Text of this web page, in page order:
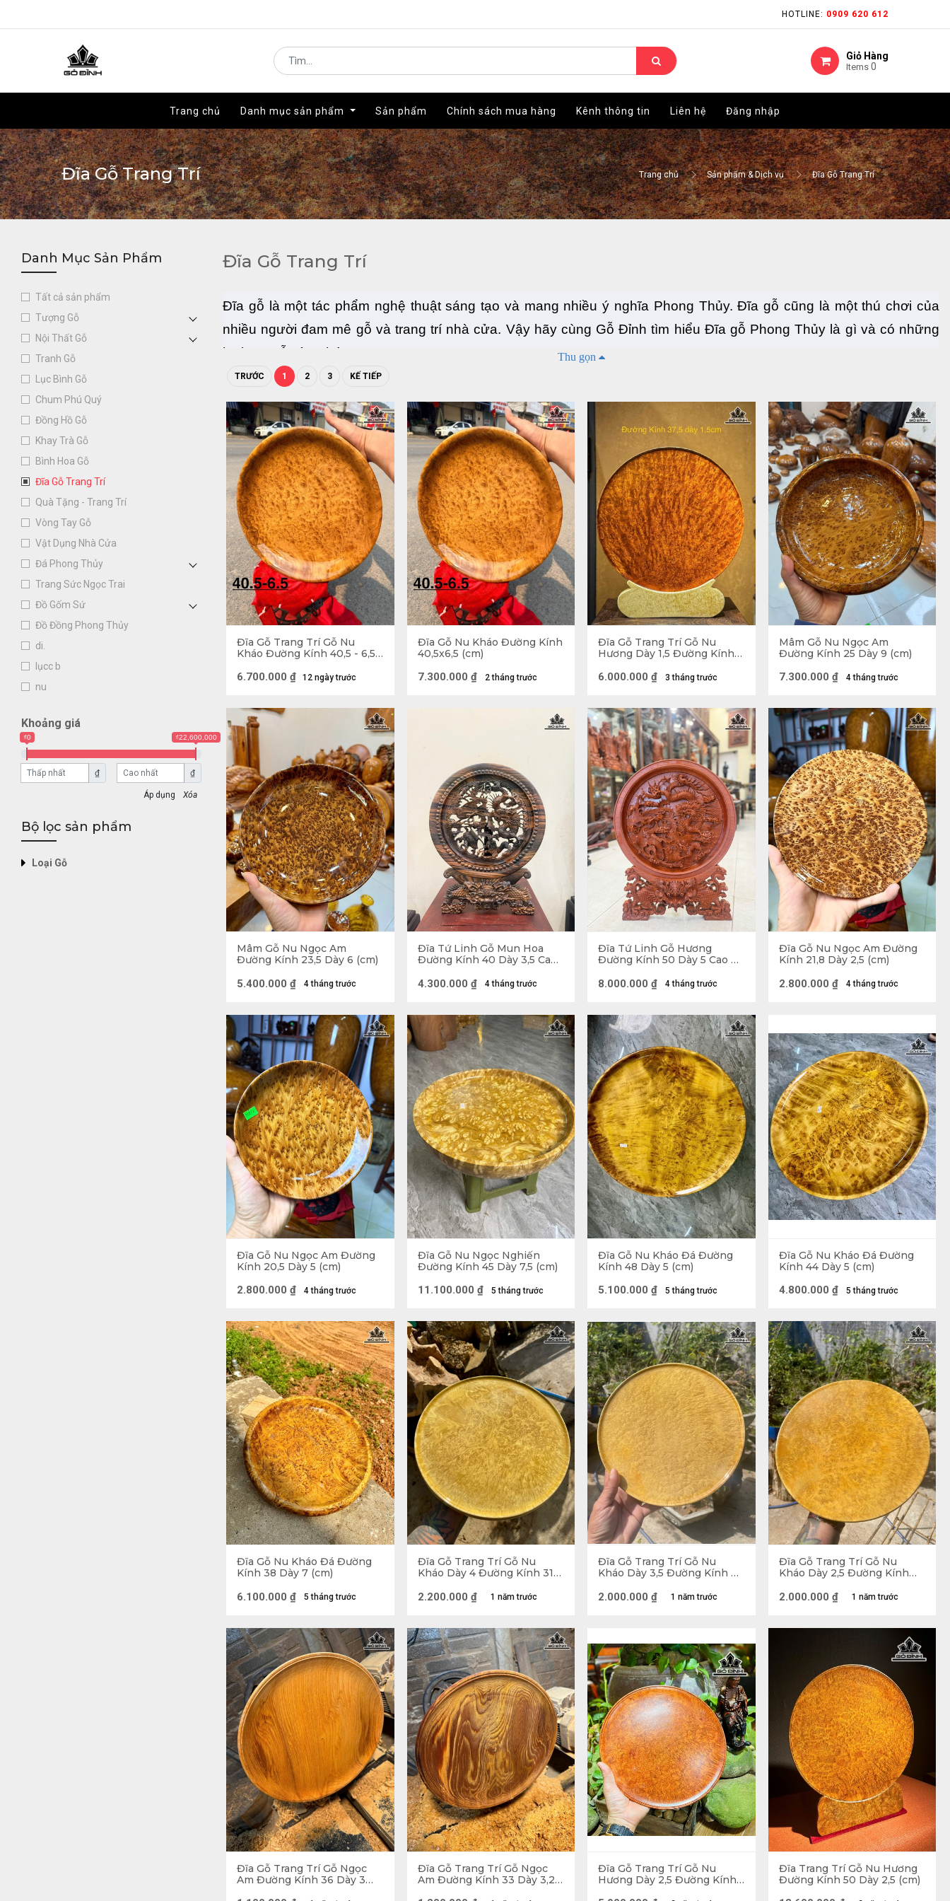
HOTLINE: 0909 620 612
Giỏ Hàng
Items 0
Trang chủ Danh mục sản phẩm Sản phẩm Chính sách mua hàng Kênh thông tin Liên hệ Đăng nhập
HOTLINE: 0909 620 612
Giỏ Hàng
Items 0
Trang chủ Danh mục sản phẩm Sản phẩm Chính sách mua hàng Kênh thông tin Liên hệ Đăng nhập
Đĩa Gỗ Trang Trí Trang chủ Sản phẩm & Dịch vụ Đĩa Gỗ Trang Trí
Danh Mục Sản Phẩm
Tất cả sản phẩm
Tượng Gỗ
Nội Thất Gỗ
Tranh Gỗ
Lục Bình Gỗ
Chum Phú Quý
Đồng Hồ Gỗ
Khay Trà Gỗ
Bình Hoa Gỗ
Đĩa Gỗ Trang Trí
Quà Tặng - Trang Trí
Vòng Tay Gỗ
Vật Dụng Nhà Cửa
Đá Phong Thủy
Trang Sức Ngọc Trai
Đồ Gốm Sứ
Đồ Đồng Phong Thủy
di.
lụcc b
nu
Khoảng giá
₫0 ₫22,600,000
₫ ₫
Xóa
Bộ lọc sản phẩm
Loại Gỗ
Đĩa Gỗ Trang Trí
Đĩa gỗ là một tác phẩm nghệ thuật sáng tạo và mang nhiều ý nghĩa Phong Thủy. Đĩa gỗ cũng là một thú chơi của
nhiều người đam mê gỗ và trang trí nhà cửa. Vậy hãy cùng Gỗ Đỉnh tìm hiểu Đĩa gỗ Phong Thủy là gì và có những
loại Đĩa gỗ nào nhé!
Giới thiệu về Đĩa gỗ
Đĩa gỗ Phong Thủy thực ra nó chỉ có hình dạng giống chiếc Đĩa chứ không được sử dụng trong nhà bếp hoặc để
trưng bày thức ăn và được điêu khắc trên một khối gỗ nguyên vẹn. Đĩa gỗ là một vật phẩm mang nhiều giá trị Phong
Thủy, có tác dụng phục hồi năng lượng, thanh trừ tà khí và thu hút may mắn, tài lộc đến cho gia chủ.
Đĩa Phong Thủy thường được đục nổi, chạm khắc những chi tiết hết sức tinh tế qua bàn tay của các nghệ nhân, thể
hiện những hình ảnh có ý nghĩa Phong Thủy tốt đẹp hoặc các tích truyện xưa. Mỗi hình tượng được thể hiện trên Đĩa
gỗ được gắn liền với nhiều ý nghĩa khác nhau, làm tăng thêm giá trị tâm linh cho sản phẩm.
Những loại gỗ thường được sử dụng để làm Đĩa gỗ là gỗ Xoan Đào, gỗ Xà Cừ, gỗ Hương, gỗ Pơ Mu, Hoàng Đàn,...
Đây đều là những loại gỗ chất lượng, cho ra thành phẩm có bề mặt bóng, mịn và rất bền với thời gian.
Đĩa gỗ Tứ Linh - thu hút may mắn, tài lộc
Thu gọn
TRƯỚC 1 2 3 KẾ TIẾP
Đĩa Gỗ Trang Trí Gỗ Nu
Kháo Đường Kính 40,5 - 6,5
12 ngày trước
6.700.000 ₫
Đĩa Gỗ Nu Kháo Đường Kính
40,5x6,5 (cm)
2 tháng trước
7.300.000 ₫
Đĩa Gỗ Trang Trí Gỗ Nu
Hương Dày 1,5 Đường Kính
3 tháng trước
6.000.000 ₫
Mâm Gỗ Nu Ngọc Am
Đường Kính 25 Dày 9 (cm)
4 tháng trước
7.300.000 ₫
Mâm Gỗ Nu Ngọc Am
Đường Kính 23,5 Dày 6 (cm)
4 tháng trước
5.400.000 ₫
Đĩa Tứ Linh Gỗ Mun Hoa
Đường Kính 40 Dày 3,5 Cao
4 tháng trước
4.300.000 ₫
Đĩa Tứ Linh Gỗ Hương
Đường Kính 50 Dày 5 Cao 60
4 tháng trước
8.000.000 ₫
Đĩa Gỗ Nu Ngọc Am Đường
Kính 21,8 Dày 2,5 (cm)
4 tháng trước
2.800.000 ₫
Đĩa Gỗ Nu Ngọc Am Đường
Kính 20,5 Dày 5 (cm)
4 tháng trước
2.800.000 ₫
Đĩa Gỗ Nu Ngọc Nghiến
Đường Kính 45 Dày 7,5 (cm)
5 tháng trước
11.100.000 ₫
Đĩa Gỗ Nu Kháo Đá Đường
Kính 48 Dày 5 (cm)
5 tháng trước
5.100.000 ₫
Đĩa Gỗ Nu Kháo Đá Đường
Kính 44 Dày 5 (cm)
5 tháng trước
4.800.000 ₫
Đĩa Gỗ Nu Kháo Đá Đường
Kính 38 Dày 7 (cm)
5 tháng trước
6.100.000 ₫
Đĩa Gỗ Trang Trí Gỗ Nu
Kháo Dày 4 Đường Kính 31
1 năm trước
2.200.000 ₫
Đĩa Gỗ Trang Trí Gỗ Nu
Kháo Dày 3,5 Đường Kính 27
1 năm trước
2.000.000 ₫
Đĩa Gỗ Trang Trí Gỗ Nu
Kháo Dày 2,5 Đường Kính
1 năm trước
2.000.000 ₫
Đĩa Gỗ Trang Trí Gỗ Ngọc
Am Đường Kính 36 Dày 3
Đĩa Gỗ Trang Trí Gỗ Ngọc
Am Đường Kính 33 Dày 3,2
Đĩa Gỗ Trang Trí Gỗ Nu
Hương Dày 2,5 Đường Kính
Đĩa Trang Trí Gỗ Nu Hương
Đường Kính 50 Dày 2,5 (cm)